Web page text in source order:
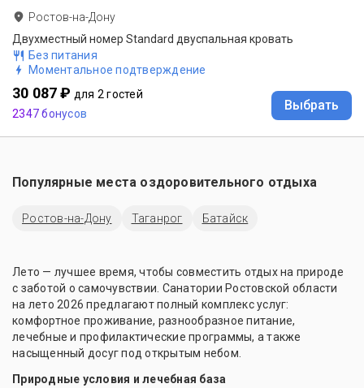
Ростов-на-Дону
Двухместный номер Standard двуспальная кровать
Без питания
Моментальное подтверждение
30 087 ₽ для 2 гостей
2347 бонусов
Выбрать
Популярные места оздоровительного отдыха
Ростов-на-Дону Таганрог Батайск
Лето — лучшее время, чтобы совместить отдых на природе
с заботой о самочувствии. Санатории Ростовской области
на лето 2026 предлагают полный комплекс услуг:
комфортное проживание, разнообразное питание,
лечебные и профилактические программы, а также
насыщенный досуг под открытым небом.
Природные условия и лечебная база